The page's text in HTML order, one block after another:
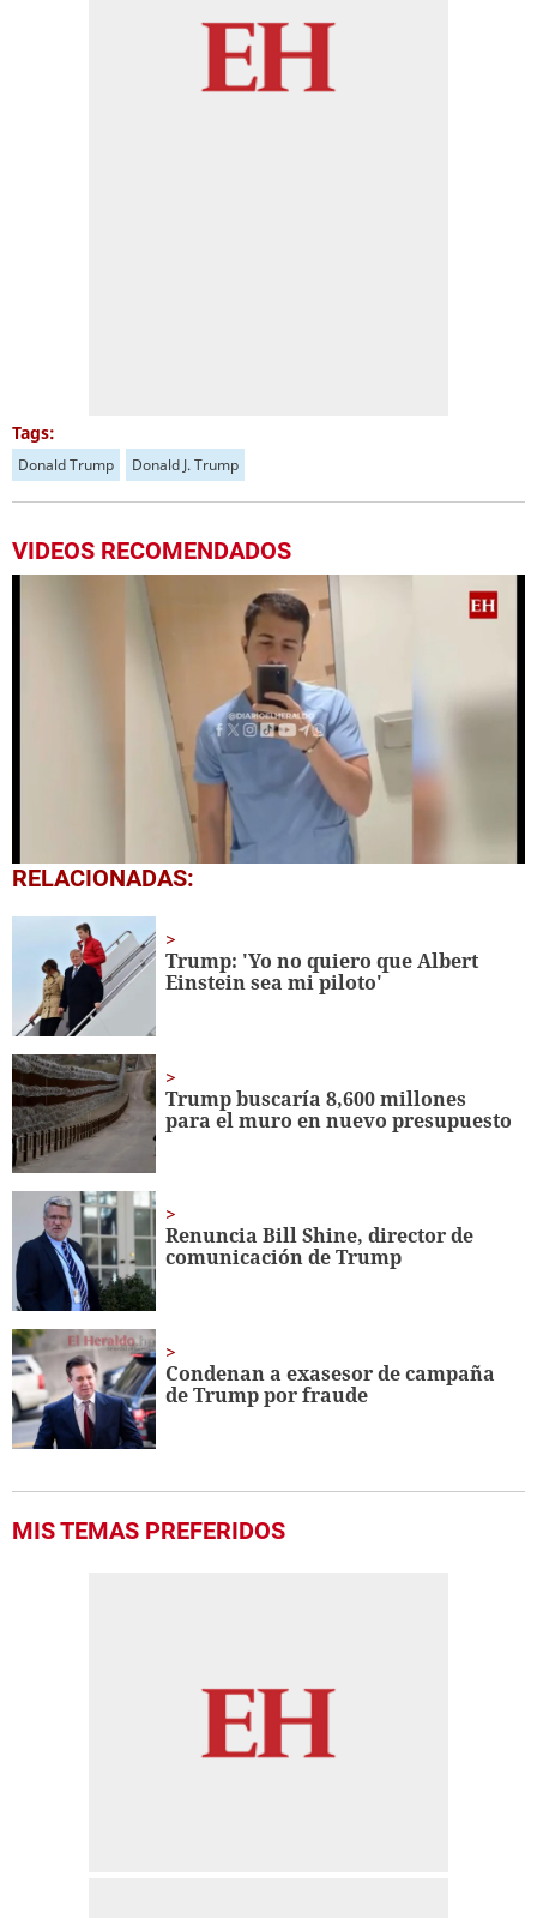
Tags:
Donald Trump Donald J. Trump
VIDEOS RECOMENDADOS
0
seconds
minute,
seconds
RELACIONADAS:
Trump: 'Yo no quiero que Albert
Einstein sea mi piloto'
Trump buscaría 8,600 millones
para el muro en nuevo presupuesto
Renuncia Bill Shine, director de
comunicación de Trump
Condenan a exasesor de campaña
de Trump por fraude
MIS TEMAS PREFERIDOS